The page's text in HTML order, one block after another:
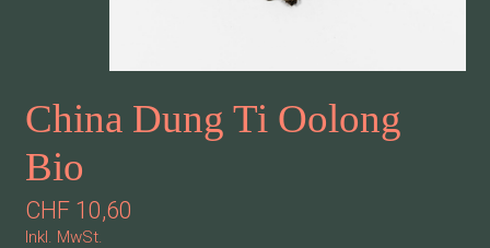
China Dung Ti Oolong
Bio
CHF 10,60
Inkl. MwSt.